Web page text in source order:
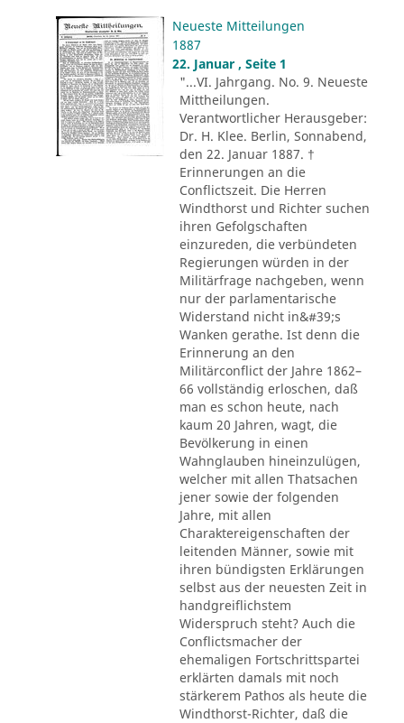
Neueste Mitteilungen
1887
22. Januar , Seite 1
"...VI. Jahrgang. No. 9. Neueste
Mittheilungen.
Verantwortlicher Herausgeber:
Dr. H. Klee. Berlin, Sonnabend,
den 22. Januar 1887. †
Erinnerungen an die
Conflictszeit. Die Herren
Windthorst und Richter suchen
ihren Gefolgschaften
einzureden, die verbündeten
Regierungen würden in der
Militärfrage nachgeben, wenn
nur der parlamentarische
Widerstand nicht in&#39;s
Wanken gerathe. Ist denn die
Erinnerung an den
Militärconflict der Jahre 1862–
66 vollständig erloschen, daß
man es schon heute, nach
kaum 20 Jahren, wagt, die
Bevölkerung in einen
Wahnglauben hineinzulügen,
welcher mit allen Thatsachen
jener sowie der folgenden
Jahre, mit allen
Charaktereigenschaften der
leitenden Männer, sowie mit
ihren bündigsten Erklärungen
selbst aus der neuesten Zeit in
handgreiflichstem
Widerspruch steht? Auch die
Conflictsmacher der
ehemaligen Fortschrittspartei
erklärten damals mit noch
stärkerem Pathos als heute die
Windthorst-Richter, daß die